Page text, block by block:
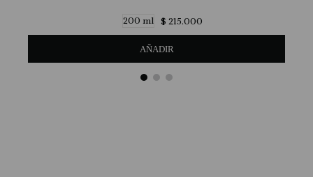
200 ml $ 215.000
AÑADIR